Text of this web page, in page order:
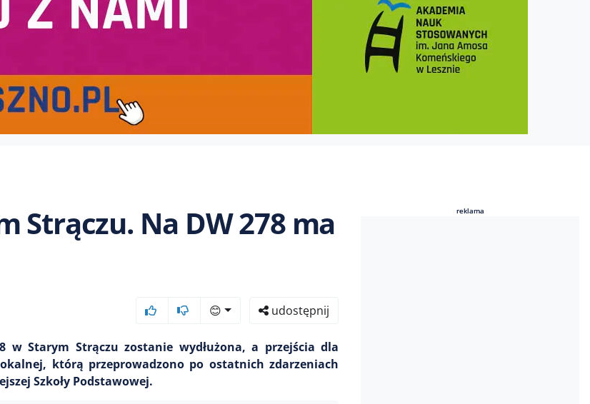
Strączu. Na DW 278 ma
😊 udostępnij
Starym Strączu zostanie wydłużona, a przejścia dla
którą przeprowadzono po ostatnich zdarzeniach
Szkoły Podstawowej.
reklama
reklama